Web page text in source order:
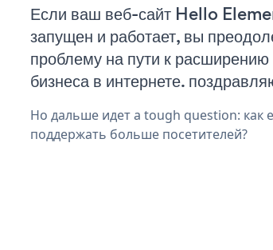
Если ваш веб-сайт Hello
запущен и работает, вы
проблему на пути к расширению
бизнеса в интернете.
Но дальше идет a tough question: как
поддержать больше посетителей?